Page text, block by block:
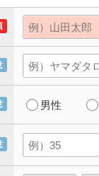
男性